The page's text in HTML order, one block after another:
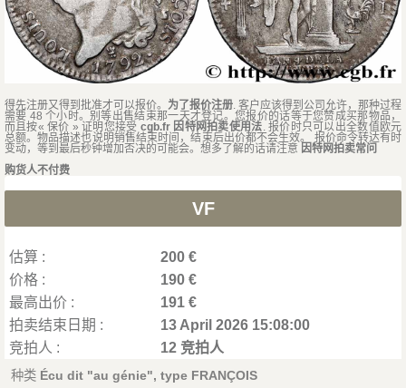
得先注册又得到批准才可以报价。 为了报价注册. 客户应该得到公司允许，那种过程
需要 48 个小时。别等出售结束那一天才登记。您报价的话等于您赞成买那物品，
而且按« 保价 » 证明您接受 cgb.fr 因特网拍卖使用法. 报价时只可以出全数值欧元
总额。物品描述也说明销售结束时间，结束后出价都不会生效。 报价命令转达有时
变动，等到最后秒钟增加否决的可能会。想多了解的话请注意 因特网拍卖常问
购货人不付费
VF
估算 :
200 €
价格 :
190 €
最高出价 :
191 €
拍卖结束日期 :
13 April 2026 15:08:00
竞拍人 :
12 竞拍人
种类 Écu dit "au génie", type FRANÇOIS